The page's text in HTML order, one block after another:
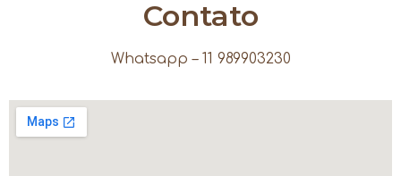
Contato
Whatsapp – 11 989903230